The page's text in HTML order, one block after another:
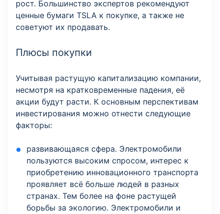
рост. Большинство экспертов рекомендуют
ценные бумаги TSLA к покупке, а также не
советуют их продавать.
Плюсы покупки
Учитывая растущую капитализацию компании,
несмотря на кратковременные падения, её
акции будут расти. К основным перспективам
инвестирования можно отнести следующие
факторы:
развивающаяся сфера. Электромобили
пользуются высоким спросом, интерес к
приобретению инновационного транспорта
проявляет всё больше людей в разных
странах. Тем более на фоне растущей
борьбы за экологию. Электромобили и